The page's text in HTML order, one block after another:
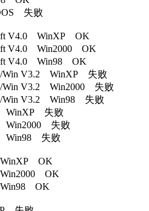
失败
V4.0 WinXP OK
V4.0 Win2000 OK
V4.0 Win98 OK
Win V3.2 WinXP 失败
Win V3.2 Win2000 失败
Win V3.2 Win98 失败
WinXP 失败
Win2000 失败
Win98 失败
WinXP OK
OK
Win98 OK